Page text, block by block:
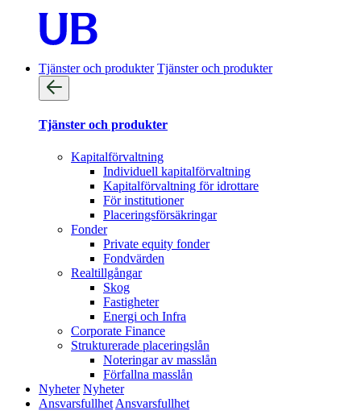
Tjänster och produkter Tjänster och produkter
Tjänster och produkter
Kapitalförvaltning
Individuell kapitalförvaltning
Kapitalförvaltning för idrottare
För institutioner
Placeringsförsäkringar
Fonder
Private equity fonder
Fondvärden
Realtillgångar
Skog
Fastigheter
Energi och Infra
Corporate Finance
Strukturerade placeringslån
Noteringar av masslån
Förfallna masslån
Nyheter Nyheter
Ansvarsfullhet Ansvarsfullhet